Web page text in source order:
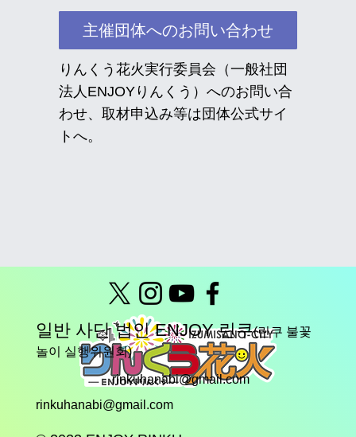
主催団体へのお問い合わせ
りんくう花火実行委員会（一般社団
法人ENJOYりんくう）へのお問い合
わせ、取材申込み等は団体公式サイ
トへ。
일반 사단 법인 ENJOY 린쿠(린쿠 불꽃
놀이 실행위원회)
rinkuhanabi@gmail.com
rinkuhanabi@gmail.com